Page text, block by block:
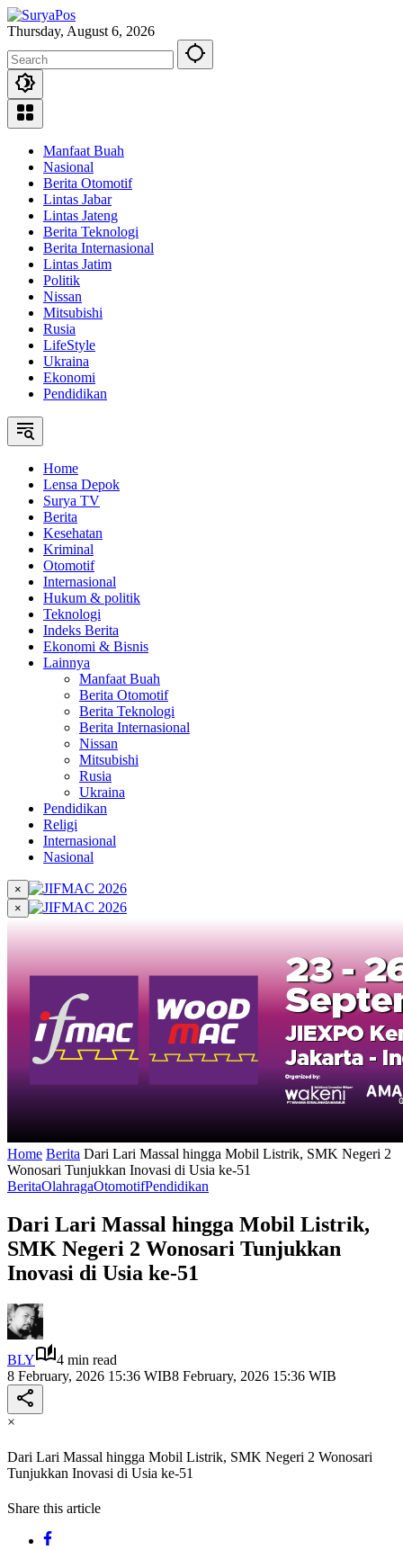
Skip
to
Thursday, August 6, 2026
Manfaat Buah
Nasional
Berita Otomotif
Lintas Jabar
Lintas Jateng
Berita Teknologi
Berita Internasional
Lintas Jatim
Politik
Nissan
Mitsubishi
Rusia
LifeStyle
Ukraina
Ekonomi
Pendidikan
Home
Lensa Depok
Surya TV
Berita
Kesehatan
Kriminal
Otomotif
Internasional
Hukum & politik
Teknologi
Indeks Berita
Ekonomi & Bisnis
Lainnya
Manfaat Buah
Berita Otomotif
Berita Teknologi
Berita Internasional
Nissan
Mitsubishi
Rusia
Ukraina
Pendidikan
Religi
Internasional
Nasional
×
×
Home Berita Dari Lari Massal hingga Mobil Listrik, SMK Negeri 2
Wonosari Tunjukkan Inovasi di Usia ke-51
BeritaOlahragaOtomotifPendidikan
Dari Lari Massal hingga Mobil Listrik,
SMK Negeri 2 Wonosari Tunjukkan
Inovasi di Usia ke-51
BLY
4 min read
8 February, 2026 15:36 WIB8 February, 2026 15:36 WIB
×
Dari Lari Massal hingga Mobil Listrik, SMK Negeri 2 Wonosari
Tunjukkan Inovasi di Usia ke-51
Share this article